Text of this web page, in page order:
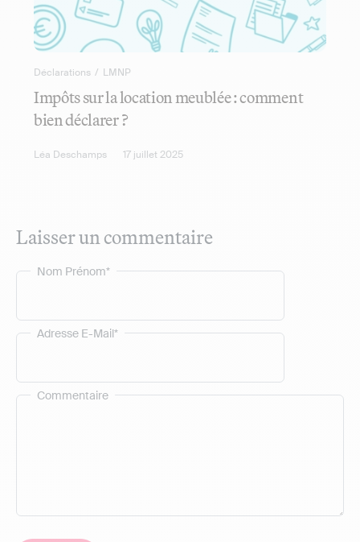
Déclarations / LMNP
Impôts sur la location meublée : comment
bien déclarer ?
Léa Deschamps 17 juillet 2025
Laisser un commentaire
Commentaire
Nom Prénom*
Adresse E-Mail*